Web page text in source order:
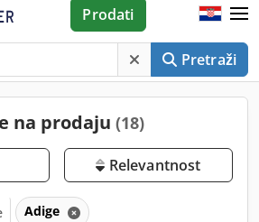
Pretraži
Prodati
na prodaju (18)
Relevantnost
Adige